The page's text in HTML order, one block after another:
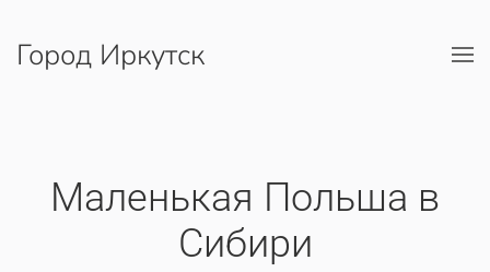
Перейти к содержимому
Город Иркутск
Маленькая Польша в
Сибири